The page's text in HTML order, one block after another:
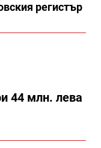
регистър
44 млн. лева